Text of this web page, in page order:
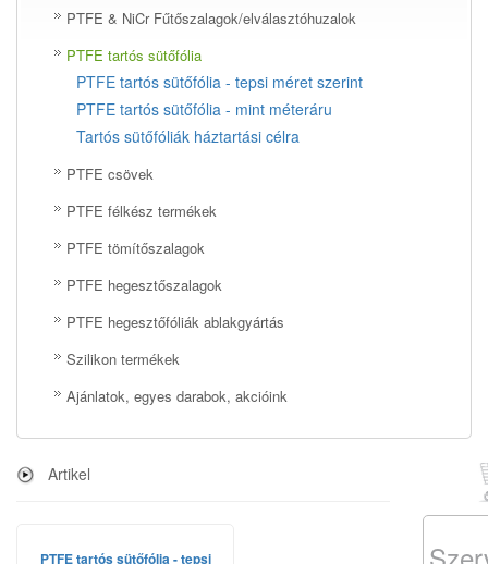
PTFE & NiCr Fűtőszalagok/elválasztóhuzalok
PTFE tartós sütőfólia
PTFE tartós sütőfólia - tepsi méret szerint
PTFE tartós sütőfólia - mint méteráru
Tartós sütőfóliák háztartási célra
PTFE csövek
PTFE félkész termékek
PTFE tömítőszalagok
PTFE hegesztőszalagok
PTFE hegesztőfóliák ablakgyártás
Szilikon termékek
Ajánlatok, egyes darabok, akcióink
Artikel
PTFE tartós sütőfólia - tepsi